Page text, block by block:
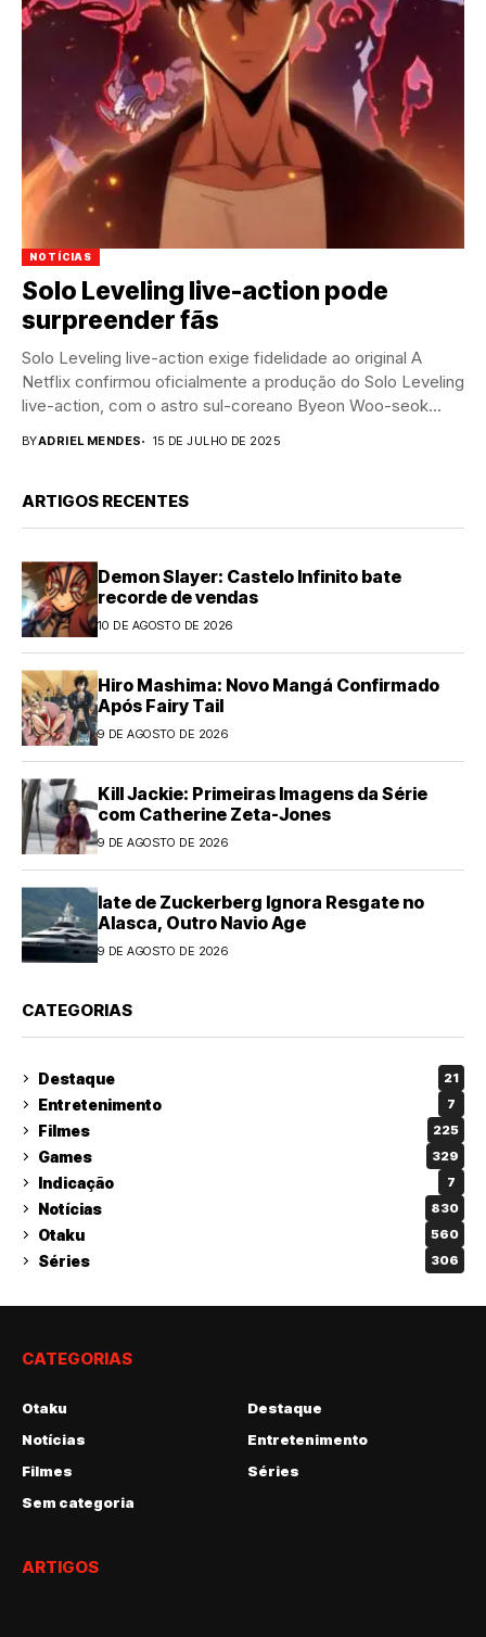
NOTÍCIAS
Solo Leveling live-action pode
surpreender fãs
Solo Leveling live-action exige fidelidade ao original A
Netflix confirmou oficialmente a produção do Solo Leveling
live-action, com o astro sul-coreano Byeon Woo-seok
BYADRIEL MENDES 15 DE JULHO DE 2025
ARTIGOS RECENTES
Demon Slayer: Castelo Infinito bate
recorde de vendas
10 DE AGOSTO DE 2026
Hiro Mashima: Novo Mangá Confirmado
Após Fairy Tail
9 DE AGOSTO DE 2026
Kill Jackie: Primeiras Imagens da Série
com Catherine Zeta-Jones
9 DE AGOSTO DE 2026
Iate de Zuckerberg Ignora Resgate no
Alasca, Outro Navio Age
9 DE AGOSTO DE 2026
CATEGORIAS
Destaque 21
Entretenimento 7
Filmes 225
Games 329
Indicação 7
Notícias 830
Otaku 560
Séries 306
CATEGORIAS
Otaku
Destaque
Notícias
Entretenimento
Filmes
Séries
Sem categoria
ARTIGOS